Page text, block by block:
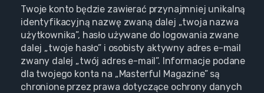
Twoje konto będzie zawierać przynajmniej unikalną
identyfikacyjną nazwę zwaną dalej „twoja nazwa
użytkownika”, hasło używane do logowania zwane
dalej „twoje hasło” i osobisty aktywny adres e-mail
zwany dalej „twój adres e-mail”. Informacje podane
dla twojego konta na „Masterful Magazine” są
chronione przez prawa dotyczące ochrony danych